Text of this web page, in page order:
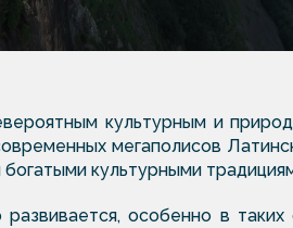
культурным и
мегаполисов
богатыми культурными
особенно в